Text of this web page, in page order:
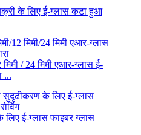
बिक्री के लिए ई-ग्लास कटा हुआ
/ 24 मिमी एआर-ग्लास ई-
...
ई-ग्लास फाइबर ग्लास